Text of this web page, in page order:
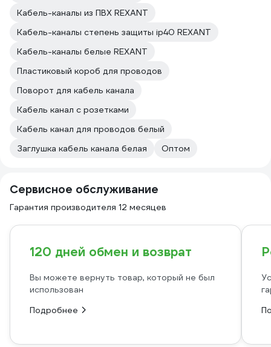
Кабель-каналы из ПВХ REXANT
Кабель-каналы степень защиты ip40 REXANT
Кабель-каналы белые REXANT
Пластиковый короб для проводов
Поворот для кабель канала
Кабель канал с розетками
Кабель канал для проводов белый
Заглушка кабель канала белая
Оптом
Сервисное обслуживание
Гарантия производителя 12 месяцев
120 дней обмен и возврат
Вы можете вернуть товар, который не был
использован
Подробнее